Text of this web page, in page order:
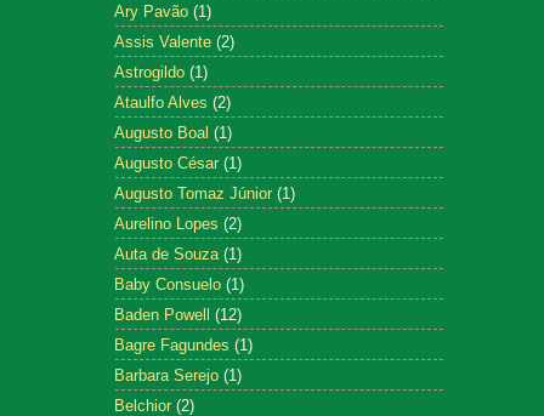
Ary Pavão (1)
Assis Valente (2)
Astrogildo (1)
Ataulfo Alves (2)
Augusto Boal (1)
Augusto César (1)
Augusto Tomaz Júnior (1)
Aurelino Lopes (2)
Auta de Souza (1)
Baby Consuelo (1)
Baden Powell (12)
Bagre Fagundes (1)
Barbara Serejo (1)
Belchior (2)